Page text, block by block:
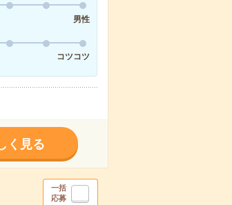
男性
コツコツ
く見る
一括
応募